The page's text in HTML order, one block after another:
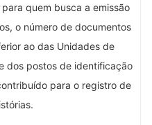
quem busca a emissão
o número de documentos
ao das Unidades de
dos postos de identificação
para o registro de